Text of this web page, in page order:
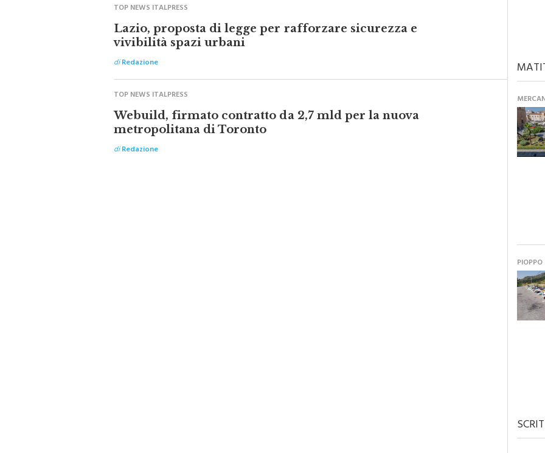
TOP NEWS ITALPRESS
Lazio, proposta di legge per rafforzare sicurezza e
vivibilità spazi urbani
di Redazione
TOP NEWS ITALPRESS
Webuild, firmato contratto da 2,7 mld per la nuova
metropolitana di Toronto
di Redazione
PIOPPO